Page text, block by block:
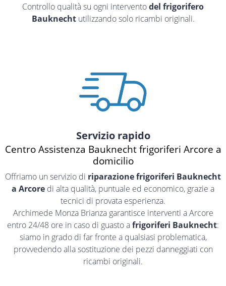
Controllo qualità su ogni interventodel frigorifero
Bauknechtutilizzando solo ricambi originali.
Servizio rapido
Centro Assistenza Bauknecht frigoriferi Arcore a
domicilio
Offriamo un servizio di riparazione frigoriferi Bauknecht
a Arcore di alta qualità, puntuale ed economico, grazie a
tecnici di provata esperienza.
Archimede Monza Brianza garantisce interventi a Arcore
entro 24/48 ore in caso di guasto afrigoriferi Bauknecht:
siamo in grado di far fronte a qualsiasi problematica,
provvedendo alla sostituzione dei pezzi danneggiati con
ricambi originali.